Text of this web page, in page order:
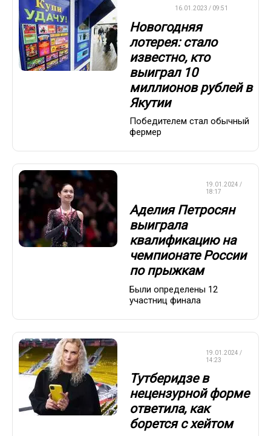
16.01.2023 / 09:51
Новогодняя
лотерея: стало
известно, кто
выиграл 10
миллионов рублей в
Якутии
Победителем стал обычный
фермер
19.01.2024 /
18:17
Аделия Петросян
выиграла
квалификацию на
чемпионате России
по прыжкам
Были определены 12
участниц финала
19.01.2024 /
14:23
Тутберидзе в
нецензурной форме
ответила, как
борется с хейтом